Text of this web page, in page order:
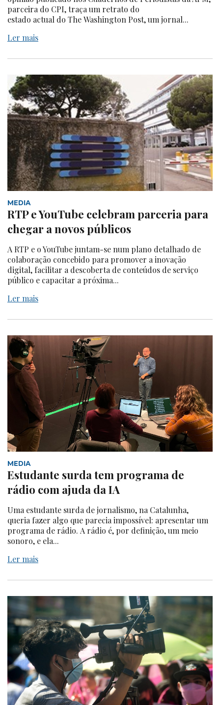
parceira do CPI, traça um retrato do
estado actual do The Washington Post, um jornal...
Ler mais
MEDIA
RTP e YouTube celebram parceria para
chegar a novos públicos
A RTP e o YouTube juntam-se num plano detalhado de
colaboração concebido para promover a inovação
digital, facilitar a descoberta de conteúdos de serviço
público e capacitar a próxima...
Ler mais
MEDIA
Estudante surda tem programa de
rádio com ajuda da IA
Uma estudante surda de jornalismo, na Catalunha,
queria fazer algo que parecia impossível: apresentar um
programa de rádio. A rádio é, por definição, um meio
sonoro, e ela...
Ler mais